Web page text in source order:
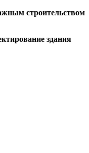
строительством
здания